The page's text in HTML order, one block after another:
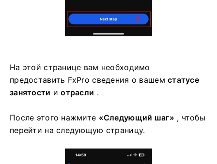
На этой странице вам необходимо
предоставить FxPro сведения о вашемстатусе
занятости иотрасли .
После этого нажмите «Следующий шаг» , чтобы
перейти на следующую страницу.